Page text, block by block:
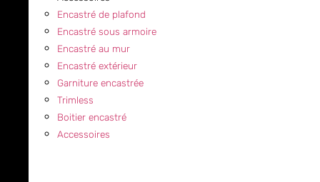
Encastré de plafond
Encastré sous armoire
Encastré au mur
Encastré extérieur
Garniture encastrée
Trimless
Boitier encastré
Accessoires